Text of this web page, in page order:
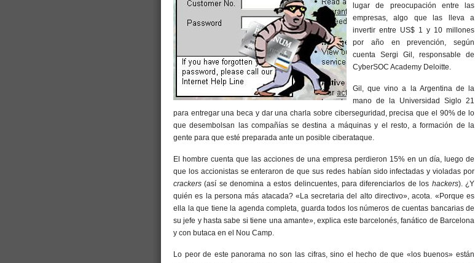
lugar de preocupación entre las
empresas, algo que las lleva a
invertir entre US$ 1 y 10 millones
por año en prevención, según
cuenta Sergi Gil, responsable de
CyberSOC Academy Deloitte.
Gil, que vino a la Argentina de la
mano de la Universidad Siglo 21
para entregar una beca y dar una charla sobre ciberseguridad, precisa que el 90% de lo
que desembolsan las compañías se destina a máquinas y el resto, a formación de la
gente para que esté preparada ante un posible ciberataque.
El hombre cuenta que las acciones de una empresa perdieron 15% en un día, luego de
que los accionistas se enteraron de que sus redes habían sido infectadas y violadas por
crackers(así se denomina a estos delincuentes, para diferenciarlos de los hackers). ¿Y
quién es la persona más atacada? «La secretaria del alto directivo», acota. «Porque es
ella la que tiene la agenda completa, guarda todos los números de cuentas bancarias de
su jefe y hasta sabe si tiene una amante», explica este barcelonés, fanático de Barcelona
y con butaca en el Nou Camp.
Lo peor de este panorama no son las cifras, sino el hecho de que «los buenos» están